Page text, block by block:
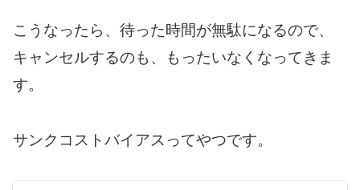
こうなったら、待った時間が無駄になるので、
キャンセルするのも、もったいなくなってきま
す。
サンクコストバイアスってやつです。